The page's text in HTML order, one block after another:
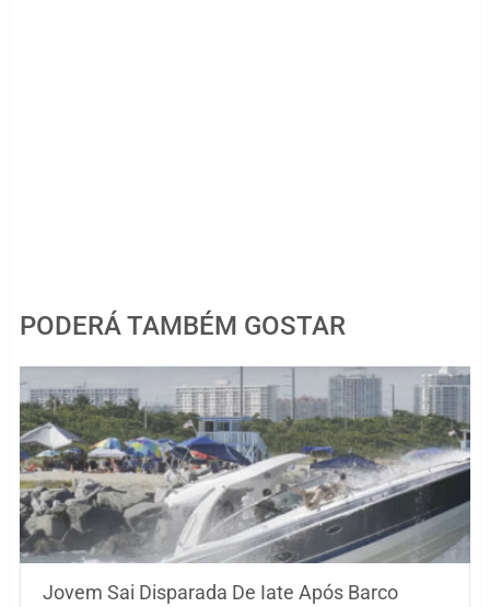
PODERÁ TAMBÉM GOSTAR
Jovem Sai Disparada De Iate Após Barco